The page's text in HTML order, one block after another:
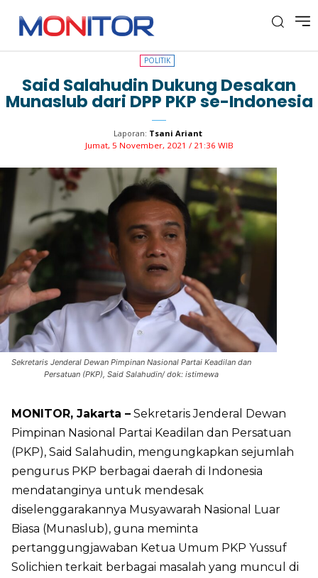
POLITIK
POLITIK
Said Salahudin Dukung Desakan
Munaslub dari DPP PKP se-Indonesia
Laporan: Tsani Ariant
Jumat, 5 November, 2021 / 21:36 WIB
Sekretaris Jenderal Dewan Pimpinan Nasional Partai Keadilan dan
Persatuan (PKP), Said Salahudin/ dok: istimewa
MONITOR, Jakarta – Sekretaris Jenderal Dewan
Pimpinan Nasional Partai Keadilan dan Persatuan
(PKP), Said Salahudin, mengungkapkan sejumlah
pengurus PKP berbagai daerah di Indonesia
mendatanginya untuk mendesak
diselenggarakannya Musyawarah Nasional Luar
Biasa (Munaslub), guna meminta
pertanggungjawaban Ketua Umum PKP Yussuf
Solichien terkait berbagai masalah yang muncul di